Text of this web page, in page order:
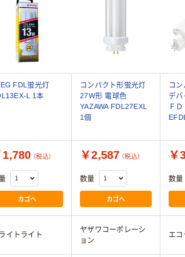
FDL蛍光灯
L 1本
コンパクト形蛍光灯
27W形 電球色
YAZAWA FDL27EXL
1個
コ
デバ
ＦＤ
1,780 （税込）
カゴへ
￥2,587 （税込）
数量
カゴへ
￥
数量
イトライト
ヤザワコーポレーシ
ョン
エコ